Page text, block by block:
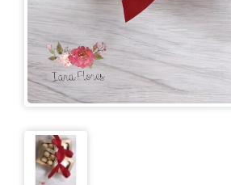
ELES
PRESENTES
TIPOS
FLORES